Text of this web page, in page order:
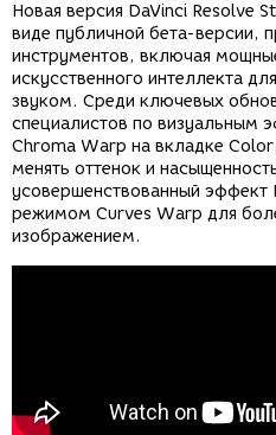
Новая версия DaVinci Resolve
виде публичной бета-версии,
инструментов, включая
искусственного интеллекта
звуком. Среди ключевых
специалистов по визуальным
Chroma Warp на вкладке
менять оттенок и
усовершенствованный эффект
режимом Curves Warp для
изображением.